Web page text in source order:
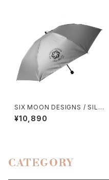
SIX MOON DESIGNS / SILV
ER SHADOW MINI UMBREL
LA
¥10,890
CATEGORY